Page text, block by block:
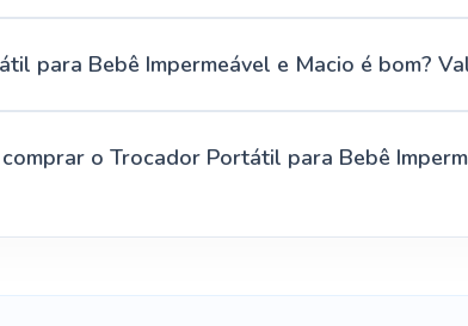
para Bebê Impermeável e Macio é bom?
o Trocador Portátil para Bebê